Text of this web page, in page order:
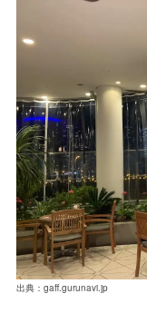
出典：gaff.gurunavi.jp